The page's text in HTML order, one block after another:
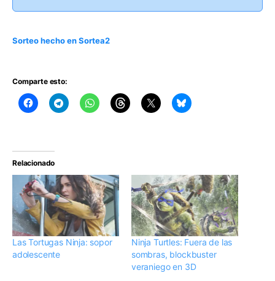
Sorteo hecho en Sortea2
Comparte esto:
Relacionado
Las Tortugas Ninja: sopor
adolescente
Ninja Turtles: Fuera de las
sombras, blockbuster
veraniego en 3D